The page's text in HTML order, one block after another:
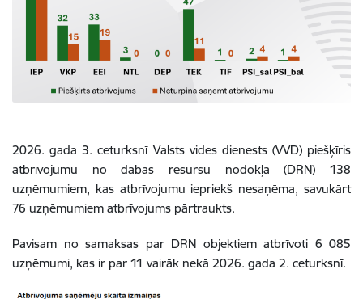
2026. gada 3. ceturksnī Valsts vides dienests (VVD) piešķīris
atbrīvojumu no dabas resursu nodokļa (DRN) 138
uzņēmumiem, kas atbrīvojumu iepriekš nesaņēma, savukārt
76 uzņēmumiem atbrīvojums pārtraukts.
Pavisam no samaksas par DRN objektiem atbrīvoti 6 085
uzņēmumi, kas ir par 11 vairāk nekā 2026. gada 2. ceturksnī.